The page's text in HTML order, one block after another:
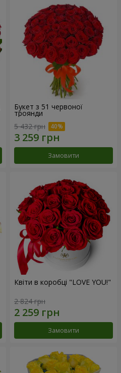
Букет з 51 червоної
троянди
5 432 грн
Замовити
Квіти в коробці "LOVE YOU!"
2 824 грн
Замовити